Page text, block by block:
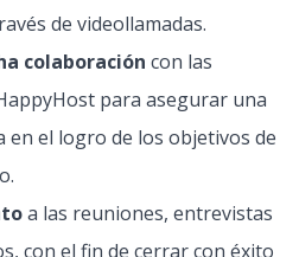
de videollamadas.
colaboración con las
para asegurar una
en el logro de los objetivos de
a las reuniones, entrevistas
con el fin de cerrar con éxito